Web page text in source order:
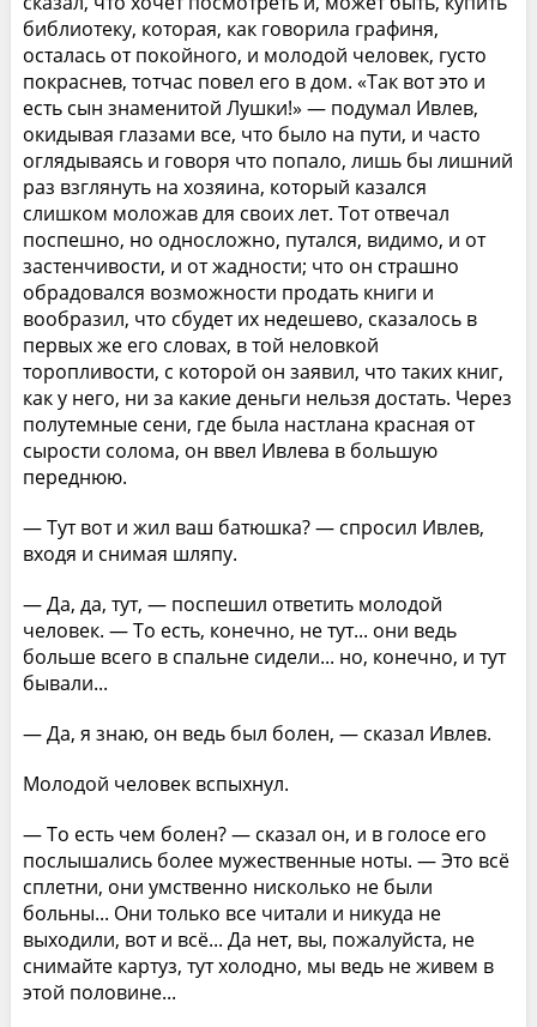
библиотеку, которая, как говорила графиня,
осталась от покойного, и молодой человек, густо
покраснев, тотчас повел его в дом. «Так вот это и
есть сын знаменитой Лушки!» — подумал Ивлев,
окидывая глазами все, что было на пути, и часто
оглядываясь и говоря что попало, лишь бы лишний
раз взглянуть на хозяина, который казался
слишком моложав для своих лет. Тот отвечал
поспешно, но односложно, путался, видимо, и от
застенчивости, и от жадности; что он страшно
обрадовался возможности продать книги и
вообразил, что сбудет их недешево, сказалось в
первых же его словах, в той неловкой
торопливости, с которой он заявил, что таких книг,
как у него, ни за какие деньги нельзя достать. Через
полутемные сени, где была настлана красная от
сырости солома, он ввел Ивлева в большую
переднюю.
— Тут вот и жил ваш батюшка? — спросил Ивлев,
входя и снимая шляпу.
— Да, да, тут, — поспешил ответить молодой
человек. — То есть, конечно, не тут... они ведь
больше всего в спальне сидели... но, конечно, и тут
бывали...
— Да, я знаю, он ведь был болен, — сказал Ивлев.
Молодой человек вспыхнул.
— То есть чем болен? — сказал он, и в голосе его
послышались более мужественные ноты. — Это всё
сплетни, они умственно нисколько не были
больны... Они только все читали и никуда не
выходили, вот и всё... Да нет, вы, пожалуйста, не
снимайте картуз, тут холодно, мы ведь не живем в
этой половине...